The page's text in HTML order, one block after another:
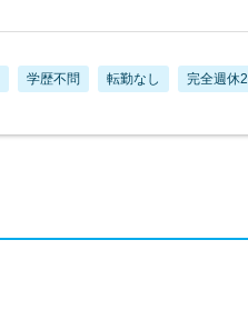
学歴不問 転勤なし 完全週休